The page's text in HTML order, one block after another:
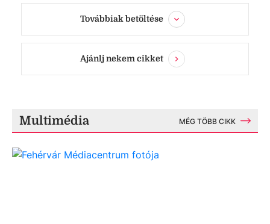
Továbbiak betöltése
Ajánlj nekem cikket
Multimédia MÉG TÖBB CIKK